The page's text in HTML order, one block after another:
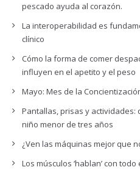
pescado ayuda al corazón.
La interoperabilidad es
clínico
Cómo la forma de comer
influyen en el apetito y el peso
Mayo: Mes de la
Pantallas, prisas y
niño menor de tres años
¿Ven las máquinas mejor que
Los músculos ‘hablan’ con